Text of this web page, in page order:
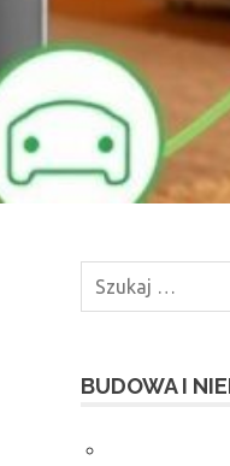
BUDOWA I